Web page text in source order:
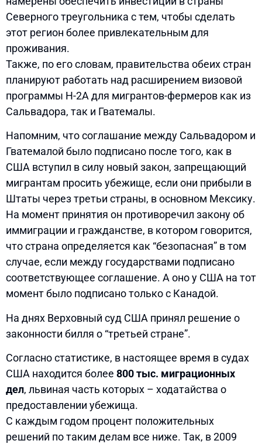
Северного треугольника с тем, чтобы сделать
этот регион более привлекательным для
проживания.
Также, по его словам, правительства обеих стран
планируют работать над расширением визовой
программы H-2A для мигрантов-фермеров как из
Сальвадора, так и Гватемалы.
Напомним, что соглашание между Сальвадором и
Гватемалой было подписано после того, как в
США вступил в силу новый закон, запрещающий
мигрантам просить убежище, если они прибыли в
Штаты через третьи страны, в основном Мексику.
На момент принятия он противоречил закону об
иммиграции и гражданстве, в котором говорится,
что страна определяется как “безопасная” в том
случае, если между государствами подписано
соответствующее соглашение. А оно у США на тот
момент было подписано только с Канадой.
На днях Верховный суд США принял решение о
законности билля о “третьей стране”.
Согласно статистике, в настоящее время в судах
США находится более 800 тыс. миграционных
дел, львиная часть которых – ходатайства о
предоставлении убежища.
С каждым годом процент положительных
решений по таким делам все ниже. Так, в 2009